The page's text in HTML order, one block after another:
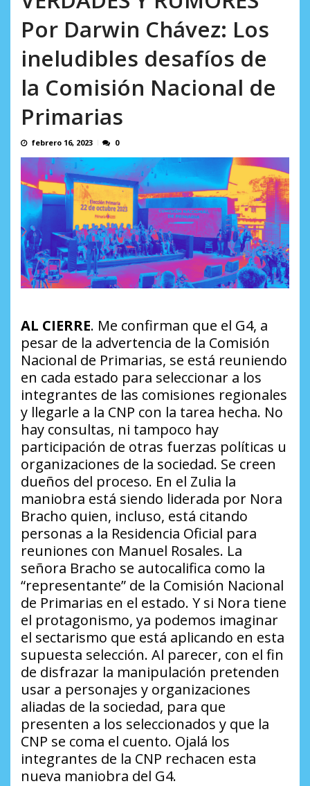
Por Darwin Chávez: Los
ineludibles desafíos de
la Comisión Nacional de
Primarias
febrero 16, 2023 0
AL CIERRE. Me confirman que el G4, a
pesar de la advertencia de la Comisión
Nacional de Primarias, se está reuniendo
en cada estado para seleccionar a los
integrantes de las comisiones regionales
y llegarle a la CNP con la tarea hecha. No
hay consultas, ni tampoco hay
participación de otras fuerzas políticas u
organizaciones de la sociedad. Se creen
dueños del proceso. En el Zulia la
maniobra está siendo liderada por Nora
Bracho quien, incluso, está citando
personas a la Residencia Oficial para
reuniones con Manuel Rosales. La
señora Bracho se autocalifica como la
“representante” de la Comisión Nacional
de Primarias en el estado. Y si Nora tiene
el protagonismo, ya podemos imaginar
el sectarismo que está aplicando en esta
supuesta selección. Al parecer, con el fin
de disfrazar la manipulación pretenden
usar a personajes y organizaciones
aliadas de la sociedad, para que
presenten a los seleccionados y que la
CNP se coma el cuento. Ojalá los
integrantes de la CNP rechacen esta
nueva maniobra del G4.